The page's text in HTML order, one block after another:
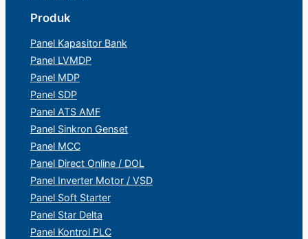
Produk
Panel Kapasitor Bank
Panel LVMDP
Panel MDP
Panel SDP
Panel ATS AMF
Panel Sinkron Genset
Panel MCC
Panel Direct Online / DOL
Panel Inverter Motor / VSD
Panel Soft Starter
Panel Star Delta
Panel Kontrol PLC